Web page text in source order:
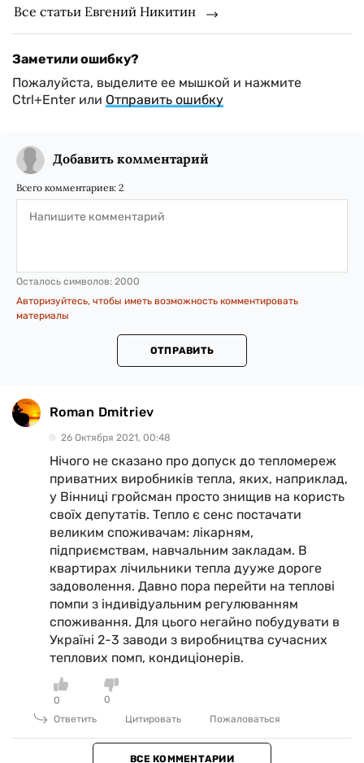
Все статьи Евгений Никитин
Заметили ошибку?
Пожалуйста, выделите ее мышкой и нажмите
Ctrl+Enter или Отправить ошибку
Добавить комментарий
Всего комментариев: 2
Осталось символов: 2000
Авторизуйтесь, чтобы иметь возможность комментировать
материалы
ОТПРАВИТЬ
Roman Dmitriev
26 Октября 2021, 00:48
Нічого не сказано про допуск до тепломереж
приватних виробників тепла, яких, наприклад,
у Вінниці гройсман просто знищив на користь
своїх депутатів. Тепло є сенс постачати
великим споживачам: лікарням,
підприємствам, навчальним закладам. В
квартирах лічильники тепла дууже дороге
задоволення. Давно пора перейти на теплові
помпи з індивідуальним регулюванням
споживання. Для цього негайно побудувати в
Україні 2-3 заводи з виробництва сучасних
теплових помп, кондиціонерів.
0
0
Ответить
Цитировать Пожаловаться
ВСЕ КОММЕНТАРИИ